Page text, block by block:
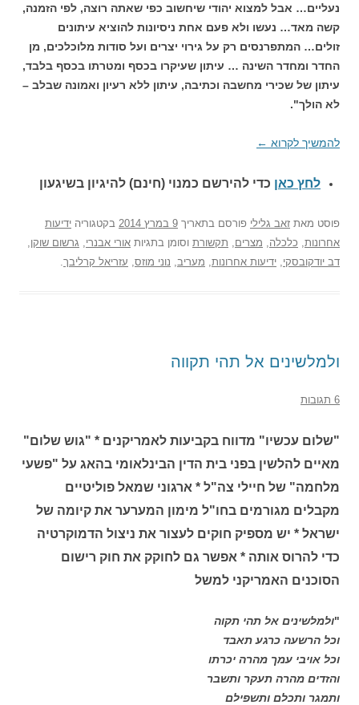
נעליים… אבל למצוא יהודי שיחשוב כפי שאתה רוצה, לפי הזמנה,
קשה מאד… נעשו ולא פעם אחת ניסיונות להוציא עיתונים
זולים… המתפרנסים רק על גירוי יצרים ועל סודות מלוכלכים, מן
החדר ומחדר השינה … עיתון שעיקרו בכסף ומטרתו בכסף בלבד,
עיתון של שכירי מחשבה וכתיבה, עיתון ללא רעיון ואמונה שבלב –
לא הולך".
להמשיך לקרוא ←
לחץ כאן כדי להירשם כמנוי (חינם) להיגיון בשיגעון
פוסט מאת זאב גלילי פורסם בתאריך 9 במרץ 2014 בקטגוריה ידיעות
אחרונות כלכלה מצרים תקשורת וסומן בתגיות אורי אבנרי גרשום שוקן
דב יודקובסקי ידיעות אחרונות מעריב נוני מוזס עזריאל קרליבך
ולמלשינים אל תהי תקווה
6 תגובות
"שלום עכשיו" מדווח בקביעות לאמריקנים * "גוש שלום"
מאיים להלשין בפני בית הדין הבינלאומי בהאג על "פשעי
מלחמה" של חיילי צה"ל * ארגוני שמאל פוליטיים
מקבלים מגורמים בחו"ל מימון המערער את קיומה של
ישראל * יש מספיק חוקים לעצור את ניצול הדמוקרטיה
כדי להרוס אותה * אפשר גם לחוקק את חוק רישום
הסוכנים האמריקני למשל
"ולמלשינים אל תהי תקוה
וכל הרשעה כרגע תאבד
וכל אויבי עמך מהרה יכרתו
והזדים מהרה תעקר ותשבר
ותמגר ותכלם ותשפילם